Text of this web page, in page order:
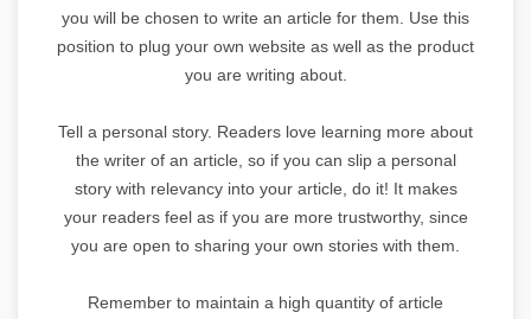
you will be chosen to write an article for them. Use this
position to plug your own website as well as the product
you are writing about.
Tell a personal story. Readers love learning more about
the writer of an article, so if you can slip a personal
story with relevancy into your article, do it! It makes
your readers feel as if you are more trustworthy, since
you are open to sharing your own stories with them.
Remember to maintain a high quantity of article